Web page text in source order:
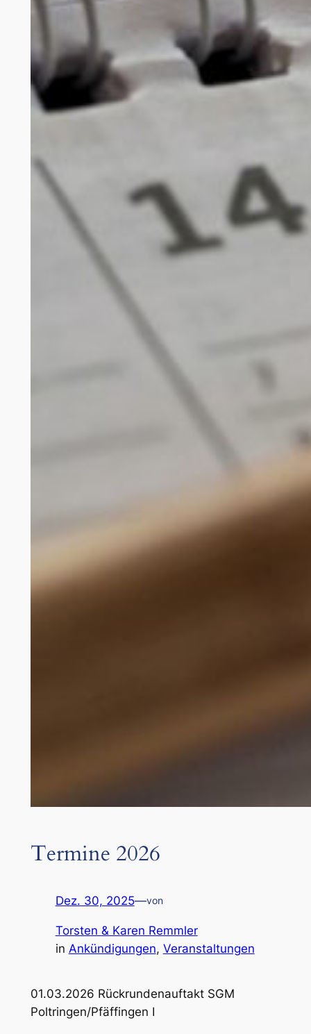
Termine 2026
Dez. 30, 2025—von
Torsten & Karen Remmler
in Ankündigungen, Veranstaltungen
01.03.2026 Rückrundenauftakt SGM
Poltringen/Pfäffingen I